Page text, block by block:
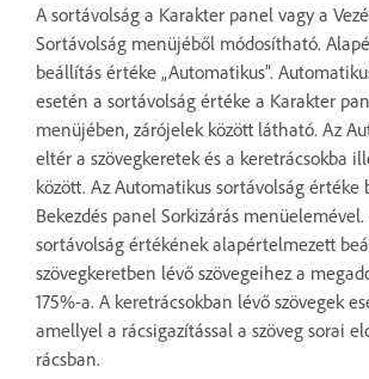
A sortávolság a Karakter panel vagy a
Sortávolság menüjéből módosítható.
beállítás értéke „Automatikus”.
esetén a sortávolság értéke a Karakter
menüjében, zárójelek között látható. Az
eltér a szövegkeretek és a keretrácsokba
között. Az Automatikus sortávolság értéke
Bekezdés panel Sorkizárás
sortávolság értékének alapértelmezett
szövegkeretben lévő szövegeihez a
175%-a. A keretrácsokban lévő szövegek
amellyel a rácsigazítással a szöveg sorai
rácsban.